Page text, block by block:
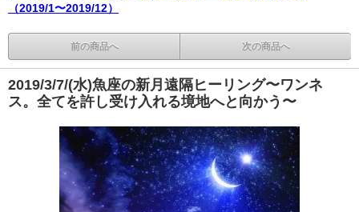
（2019/1〜2019/12）
前の商品へ 次の商品へ
2019/3/7/(水)魚座の新月遠隔ヒーリング〜ワンネ
ス。全てを許し受け入れる境地へと向かう〜